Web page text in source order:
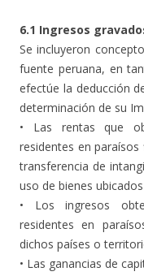
6.1 Ingresos
Se incluyeron
fuente peruana, en
efectúe la deducción
determinación de su
• Las rentas que
residentes en
transferencia de
uso de bienes
• Los ingresos
residentes en
dichos países o
• Las ganancias de